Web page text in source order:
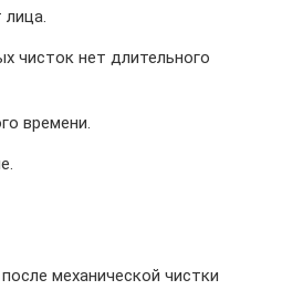
чисток нет длительного
времени.
механической чистки